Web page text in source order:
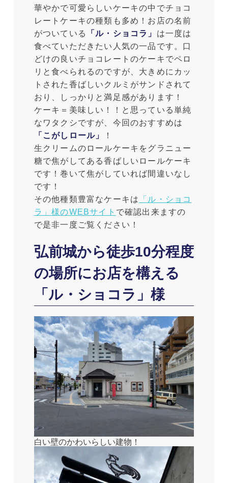
華やかで可愛らしいケーキの中でチョコ
レートケーキの種類も多め！お店の名前
がついている
「ル・ショコラ」 は一度は
食べていただきたい人気の一品です。口
どけの良いチョコレートのケーキでペロ
リと食べられるのですが、大きめにカッ
トされた香ばしいクルミがサンドされて
おり、しっかりと満足感があります！
ケーキ＝美味しい！！と思っている単純
なワタクシですが、今回のおすすめは
「こがしロール」
！
生クリームのロールケーキをグラニュー
糖で焦がしてある香ばしいロールケーキ
です！巻いて焦がしていれば間違いなし
です！
その他種類豊富なケーキは
「ル・ショコ
ラ」様のWEBサイト で確認出来ますの
で是非一度ご覧ください！
弘前城から徒歩10分程度
の場所にお店を構える
「ル・ショコラ」様
白い壁のかわいらしい建物！